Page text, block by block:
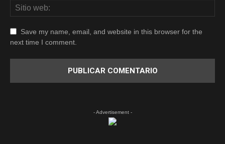
Save my name, email, and website in this browser for the
next time I comment.
- Advertisement -